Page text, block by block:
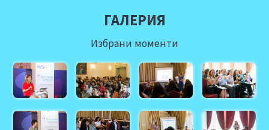
ГАЛЕРИЯ
Избрани моменти